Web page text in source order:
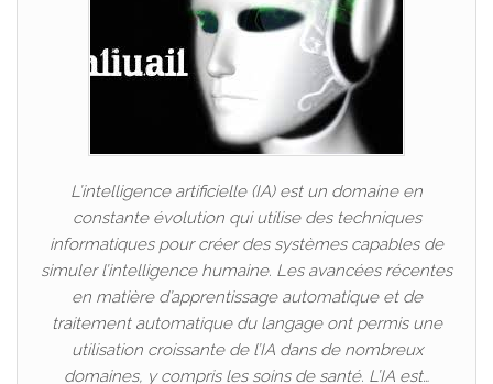
L’intelligence artificielle (IA) est un domaine en
constante évolution qui utilise des techniques
informatiques pour créer des systèmes capables de
simuler l’intelligence humaine. Les avancées récentes
en matière d’apprentissage automatique et de
traitement automatique du langage ont permis une
utilisation croissante de l’IA dans de nombreux
domaines, y compris les soins de santé. L’IA est…